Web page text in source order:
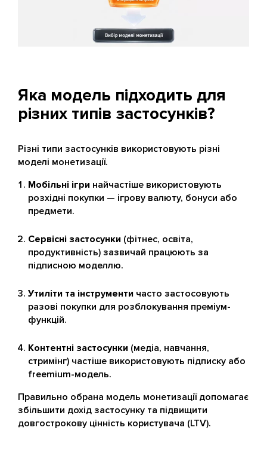
Яка модель підходить для
різних типів застосунків?
Різні типи застосунків використовують різні
моделі монетизації.
Мобільні ігри найчастіше використовують
розхідні покупки — ігрову валюту, бонуси або
предмети.
Сервісні застосунки (фітнес, освіта,
продуктивність) зазвичай працюють за
підписною моделлю.
Утиліти та інструменти часто застосовують
разові покупки для розблокування преміум-
функцій.
Контентні застосунки (медіа, навчання,
стримінг) частіше використовують підписку або
freemium-модель.
Правильно обрана модель монетизації допомагає
збільшити дохід застосунку та підвищити
довгострокову цінність користувача (LTV).